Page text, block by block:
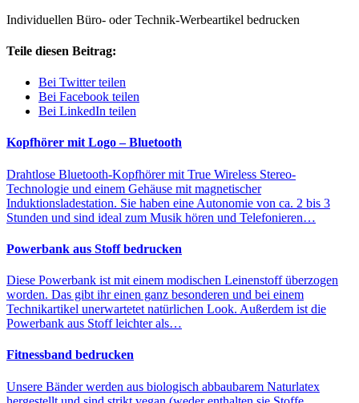
Individuellen Büro- oder Technik-Werbeartikel bedrucken
Teile diesen Beitrag:
Bei Twitter teilen
Bei Facebook teilen
Bei LinkedIn teilen
Kopfhörer mit Logo – Bluetooth
Drahtlose Bluetooth-Kopfhörer mit True Wireless Stereo-
Technologie und einem Gehäuse mit magnetischer
Induktionsladestation. Sie haben eine Autonomie von ca. 2 bis 3
Stunden und sind ideal zum Musik hören und Telefonieren…
Powerbank aus Stoff bedrucken
Diese Powerbank ist mit einem modischen Leinenstoff überzogen
worden. Das gibt ihr einen ganz besonderen und bei einem
Technikartikel unerwartetet natürlichen Look. Außerdem ist die
Powerbank aus Stoff leichter als…
Fitnessband bedrucken
Unsere Bänder werden aus biologisch abbaubarem Naturlatex